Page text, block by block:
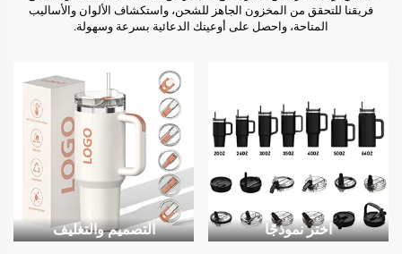
فريقنا للتحقق من المخزون الجاهز للشحن، واستكشاف الألوان والأساليب
المتاحة، واحصل على أوعيتك الدعائية بسرعة وسهولة.
اختر نموذجًا التصميم والتغليف